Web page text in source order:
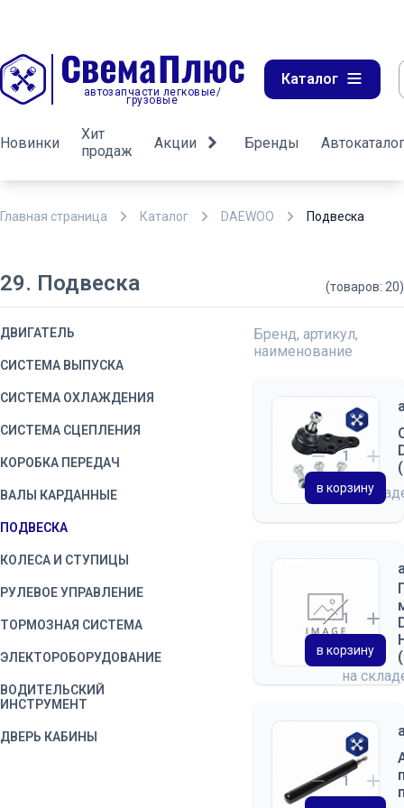
автозапчасти легковые/
грузовые
Каталог
Новинки
Хит
продаж
Акции Бренды Автокаталог
Главная страница Каталог DAEWOO Подвеска
29. Подвеска (товаров: 20)
ДВИГАТЕЛЬ
СИСТЕМА ВЫПУСКА
СИСТЕМА ОХЛАЖДЕНИЯ
СИСТЕМА СЦЕПЛЕНИЯ
КОРОБКА ПЕРЕДАЧ
ВАЛЫ КАРДАННЫЕ
ПОДВЕСКА
КОЛЕСА И СТУПИЦЫ
РУЛЕВОЕ УПРАВЛЕНИЕ
ТОРМОЗНАЯ СИСТЕМА
ЭЛЕКТОРОБОРУДОВАНИЕ
ВОДИТЕЛЬСКИЙ
ИНСТРУМЕНТ
ДВЕРЬ КАБИНЫ
Бренд, артикул,
наименование
на
в корзину
на
в корзину